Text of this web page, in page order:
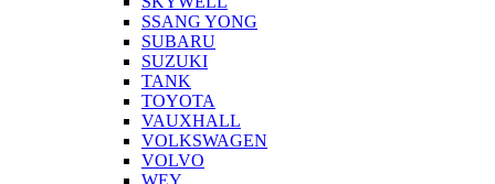
SSANG YONG
SUBARU
SUZUKI
TANK
TOYOTA
VAUXHALL
VOLKSWAGEN
VOLVO
WEY